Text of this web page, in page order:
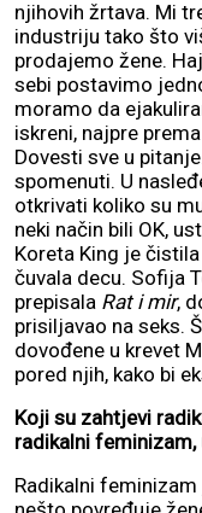
njihovih žrtava. Mi
industriju tako što
prodajemo žene.
sebi postavimo
moramo da
iskreni, najpre
Dovesti sve u
spomenuti. U
otkrivati koliko su
neki način bili OK,
Koreta King je
čuvala decu. Sofija
prepisala Rat i mir,
prisiljavao na seks.
dovođene u krevet
pored njih, kako bi
Koji su zahtjevi
radikalni
Radikalni